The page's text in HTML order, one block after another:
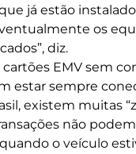
já estão
os
diz.
EMV sem
estar sempre
existem muitas
não
o veículo